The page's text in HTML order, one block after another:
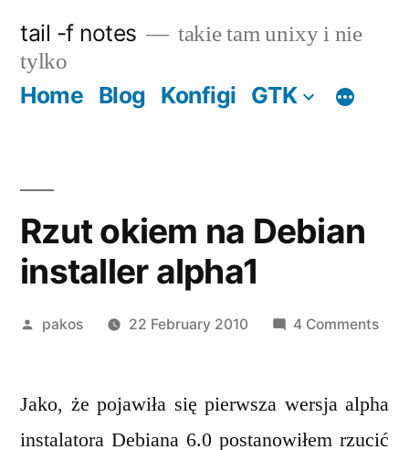
content
tail -f notes
takie tam unixy i nie
tylko
Home Blog Konfigi GTK
Rzut okiem na Debian
installer alpha1
Posted
pakos 22 February 2010 4 Commentson
na
Jako, że pojawiła się pierwsza wersja alpha
instalatora Debiana 6.0 postanowiłem rzucić